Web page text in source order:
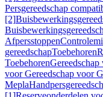
Persgereedschap
[2]
Afpersstoppen
gereedschapToebehoren
Toebehoren
voor Gereedschap voor
Mepla